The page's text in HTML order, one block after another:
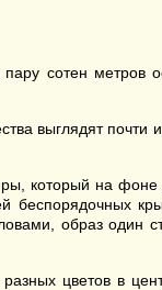
сотен метров
выглядят почти
который на
образ один
разных цветов в